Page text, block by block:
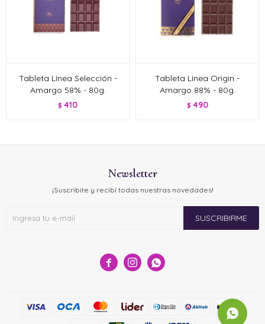
Tableta Línea Selección -
Amargo 58% - 80g.
$ 410
Tableta Línea Origin -
Amargo 88% - 80g.
$ 490
  
Newsletter
¡Suscribite y recibí todas nuestras novedades!
SUSCRIBIRME